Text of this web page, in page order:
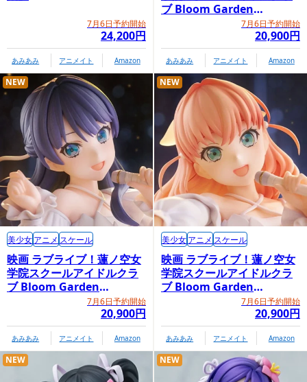
7月6日予約開始
24,200円
あみあみ アニメイト Amazon
ブ Bloom Garden
Party「大沢瑠璃乃」7月6日予約開始
20,900円
あみあみ アニメイト Amazon
映画 ラブライブ！蓮ノ空女
学院スクールアイドルクラ
ブ Bloom Garden
Party「村野さやか」7月6日予約開始
20,900円
NEW
美少女アニメ スケール
あみあみ アニメイト Amazon
映画 ラブライブ！蓮ノ空女
学院スクールアイドルクラ
ブ Bloom Garden
Party「日野下花帆」7月6日予約開始
20,900円
NEW
美少女アニメ スケール
あみあみ アニメイト Amazon
NEW NEW